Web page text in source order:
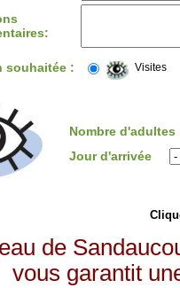
souhaitée : Visites
Nombre
Jour d'arrivée
de
vous garantit